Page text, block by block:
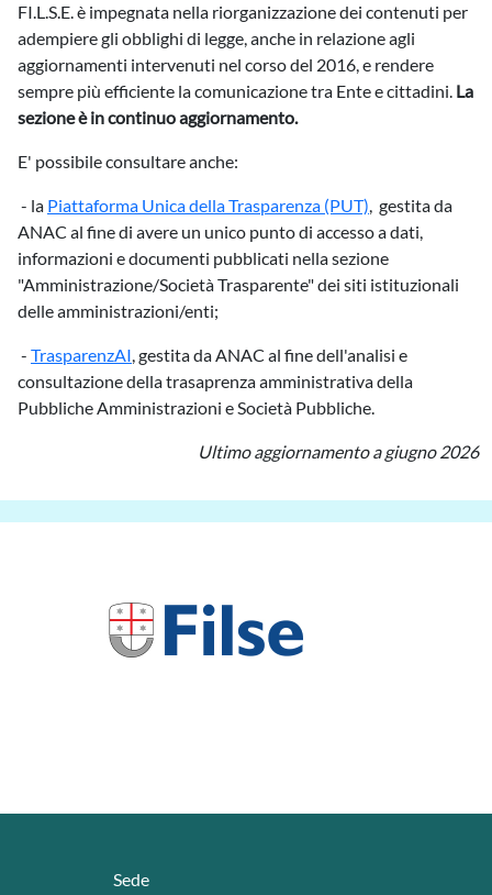
FI.L.S.E. è impegnata nella riorganizzazione dei contenuti per
adempiere gli obblighi di legge, anche in relazione agli
aggiornamenti intervenuti nel corso del 2016, e rendere
sempre più efficiente la comunicazione tra Ente e cittadini. La
sezione è in continuo aggiornamento.
E' possibile consultare anche:
- la Piattaforma Unica della Trasparenza (PUT), gestita da
ANAC al fine di avere un unico punto di accesso a dati,
informazioni e documenti pubblicati nella sezione
"Amministrazione/Società Trasparente" dei siti istituzionali
delle amministrazioni/enti;
- TrasparenzAI, gestita da ANAC al fine dell'analisi e
consultazione della trasaprenza amministrativa della
Pubbliche Amministrazioni e Società Pubbliche.
Ultimo aggiornamento a giugno 2026
Sede